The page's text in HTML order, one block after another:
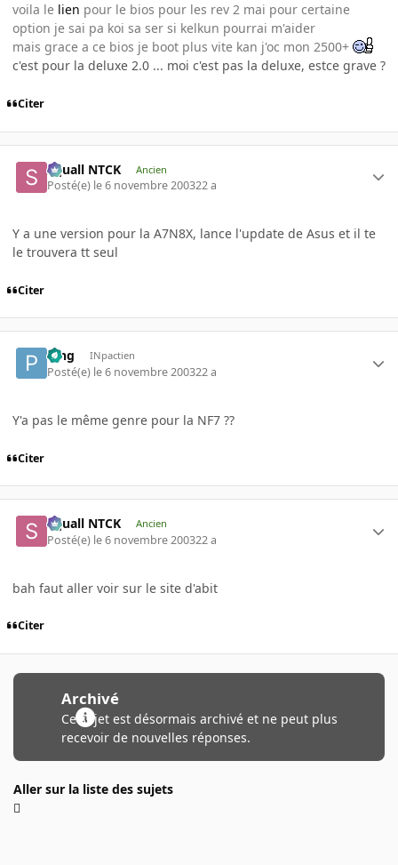
voila le lien pour le bios pour les rev 2 mai pour certaine
option je sai pa koi sa ser si kelkun pourrai m'aider
mais grace a ce bios je boot plus vite kan j'oc mon 2500+
c'est pour la deluxe 2.0 ... moi c'est pas la deluxe, estce grave ?
Citer
Squall NTCK Ancien
Posté(e) le 6 novembre 200322 a
Y a une version pour la A7N8X, lance l'update de Asus et il te
le trouvera tt seul
Citer
Ping INpactien
Posté(e) le 6 novembre 200322 a
Y'a pas le même genre pour la NF7 ??
Citer
Squall NTCK Ancien
Posté(e) le 6 novembre 200322 a
bah faut aller voir sur le site d'abit
Citer
Archivé
Ce sujet est désormais archivé et ne peut plus
recevoir de nouvelles réponses.
Aller sur la liste des sujets